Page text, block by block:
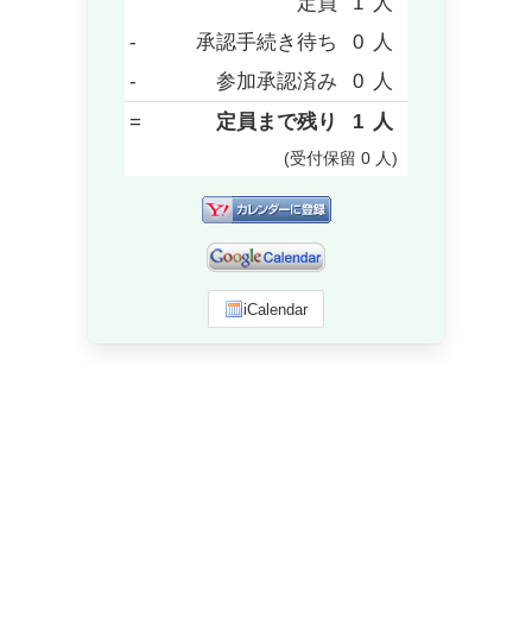
-
承認手続き待ち 0 人
-
参加承認済み 0 人
=
定員まで残り 1 人
(受付保留 0 人)
iCalendar